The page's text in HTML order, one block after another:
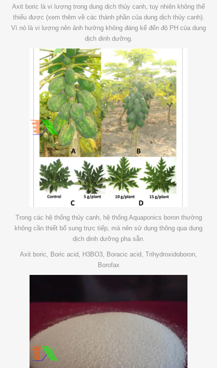
Axit boric là vi lượng trong dung dịch thủy canh, tuy nhiên không thể
thiếu được (xem thêm về các thành phần của dung dịch thủy canh).
Vì nó là vi lượng nên ảnh hưởng không đáng kể đến độ PH của dung
dịch dinh dưỡng.
Trong các hệ thống thủy canh, hệ thống Aquaponics boron thường
không cần thiết bổ sung trực tiếp, mà nên sử dụng thông qua dung
dịch dinh dưỡng pha sẵn.
Axit boric, Boric acid, H3BO3, Boracic acid, Trihydroxidoboron,
Borofax